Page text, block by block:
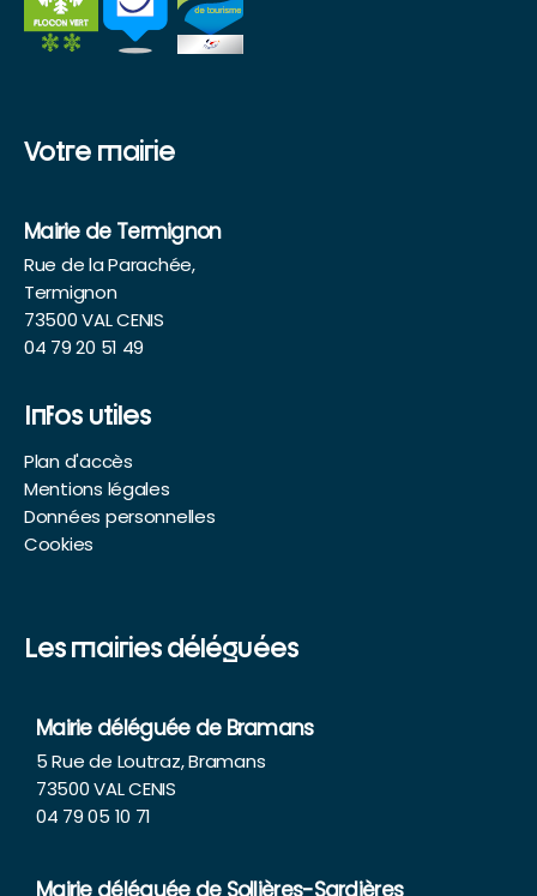
Votre mairie
Mairie de Termignon
Rue de la Parachée,
Termignon
73500 VAL CENIS
04 79 20 51 49
Infos utiles
Plan d'accès
Mentions légales
Données personnelles
Cookies
Les mairies déléguées
Mairie déléguée de Bramans
5 Rue de Loutraz, Bramans
73500 VAL CENIS
04 79 05 10 71
Mairie déléguée de Sollières-Sardières